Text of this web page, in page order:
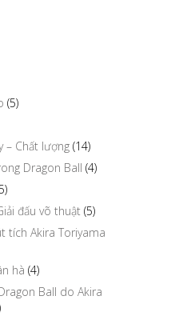
(5)
– Chất lượng (14)
Dragon Ball (4)
đấu võ thuật (5)
tích Akira Toriyama
hà (4)
Ball do Akira